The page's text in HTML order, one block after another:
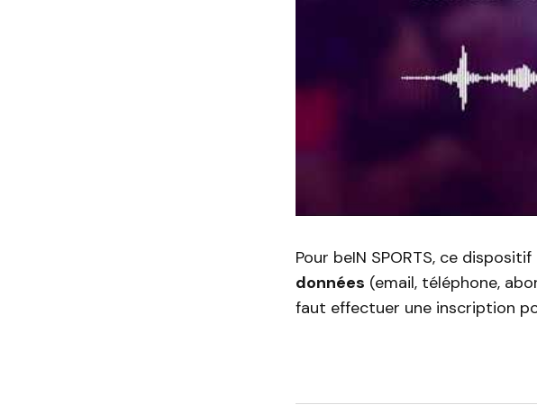
Pour beIN SPORTS, ce
données (email, téléphone,
faut effectuer une inscription